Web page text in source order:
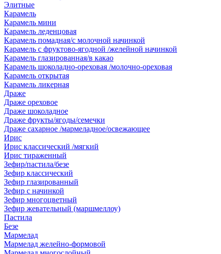
Элитные
Карамель
Карамель мини
Карамель леденцовая
Карамель помадная/с молочной начинкой
Карамель с фруктово-ягодной /желейной начинкой
Карамель глазированная/в какао
Карамель шоколадно-ореховая /молочно-ореховая
Карамель открытая
Карамель ликерная
Драже
Драже ореховое
Драже шоколадное
Драже фрукты/ягоды/семечки
Драже сахарное /мармеладное/освежающее
Ирис
Ирис классический /мягкий
Ирис тираженный
Зефир/пастила/безе
Зефир классический
Зефир глазированный
Зефир с начинкой
Зефир многоцветный
Зефир жевательный (маршмеллоу)
Пастила
Безе
Мармелад
Мармелад желейно-формовой